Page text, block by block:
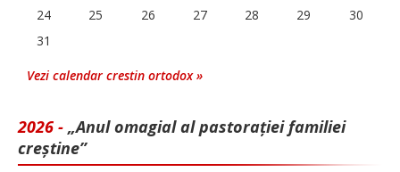
24
25 26 27 28 29
30
31
Vezi calendar crestin ortodox »
2026 - „Anul omagial al pastorației familiei
creștine”